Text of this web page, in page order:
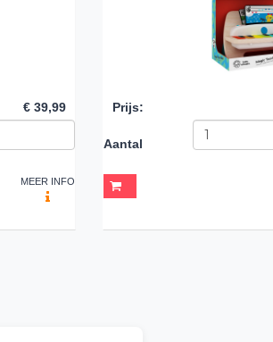
€ 39,99
MEER INFO
Prijs:
Aantal